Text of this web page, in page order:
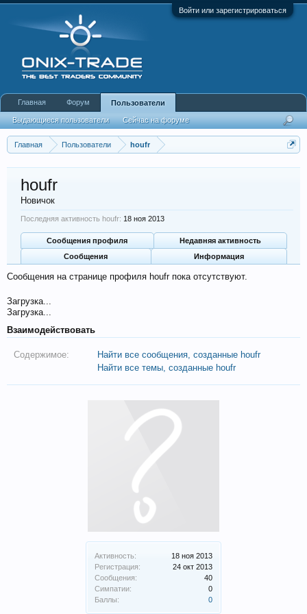
Войти или зарегистрироваться
Главная Пользователи houfr
Активность:
18 ноя 2013
Регистрация:
24 окт 2013
Сообщения:
40
Симпатии:
0
Баллы:
0
houfr
Новичок
Последняя активность houfr: 18 ноя 2013
Сообщения профиля
Недавняя активность
Сообщения
Информация
Сообщения на странице профиля houfr пока отсутствуют.
Загрузка...
Загрузка...
Взаимодействовать
Содержимое:
Найти все сообщения, созданные houfr
Найти все темы, созданные houfr
Главная Форум Пользователи
Выдающиеся пользователи Сейчас на форуме
Недавняя активность Новые сообщения профиля